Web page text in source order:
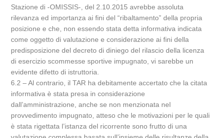
Stazione di -OMISSIS-, del 2.10.2015 avrebbe assoluta
rilevanza ed importanza ai fini del “ribaltamento” della propria
posizione e che, non essendo stata detta informativa indicata
come oggetto di valutazione e considerazione ai fini della
predisposizione del decreto di diniego del rilascio della licenza
di esercizio scommesse sportive impugnato, vi sarebbe un
evidente difetto di istruttoria.
6.2 – Al contrario, il TAR ha debitamente accertato che la citata
informativa è stata presa in considerazione
dall’amministrazione, anche se non menzionata nel
provvedimento impugnato, atteso che le motivazioni per le quali
è stata rigettata l’istanza del ricorrente sono frutto di una